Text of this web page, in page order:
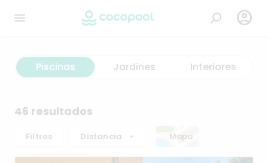

Piscinas Jardines Interiores
46 resultados
Filtros Distancia Mapa